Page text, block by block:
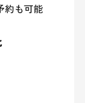
約も可能